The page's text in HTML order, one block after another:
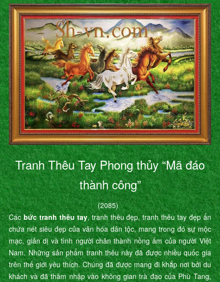
Tranh Thêu Tay Phong thủy “Mã đáo
thành công”
(2085)
Cácbức tranh thêu tay, tranh thêu đẹp, tranh thêu tay đẹp ẩn
chứa nét siêu đẹp của văn hóa dân tộc, mang trong đó sự mộc
mạc, giản dị và tình người chân thành nồng ấm của người Việt
Nam. Những sản phẩm tranh thêu này đã được nhiều quốc gia
trên thế giới yêu thích. Chúng đã được mang đi khắp nơi bởi du
khách và đã thâm nhập vào không gian trà đạo của Phù Tang,